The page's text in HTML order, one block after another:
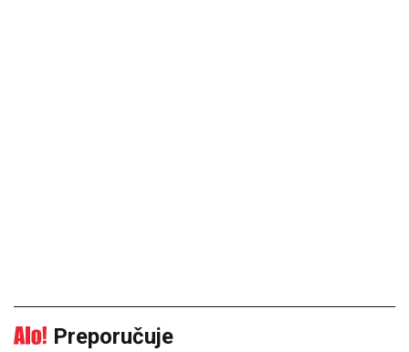
Preporučuje